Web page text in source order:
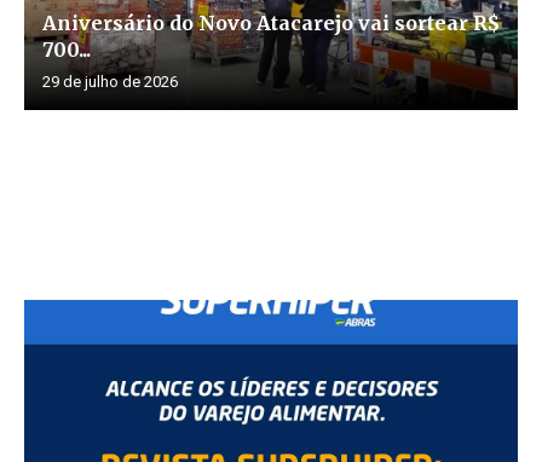
Aniversário do Novo Atacarejo vai sortear R$
700...
29 de julho de 2026